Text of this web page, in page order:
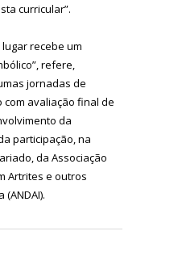
curricular”.
recebe um
refere,
jornadas de
com avaliação final de
da
participação, na
da Associação
Artrites e outros